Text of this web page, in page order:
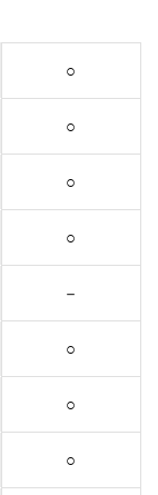
○
○
○
○
－
○
○
○